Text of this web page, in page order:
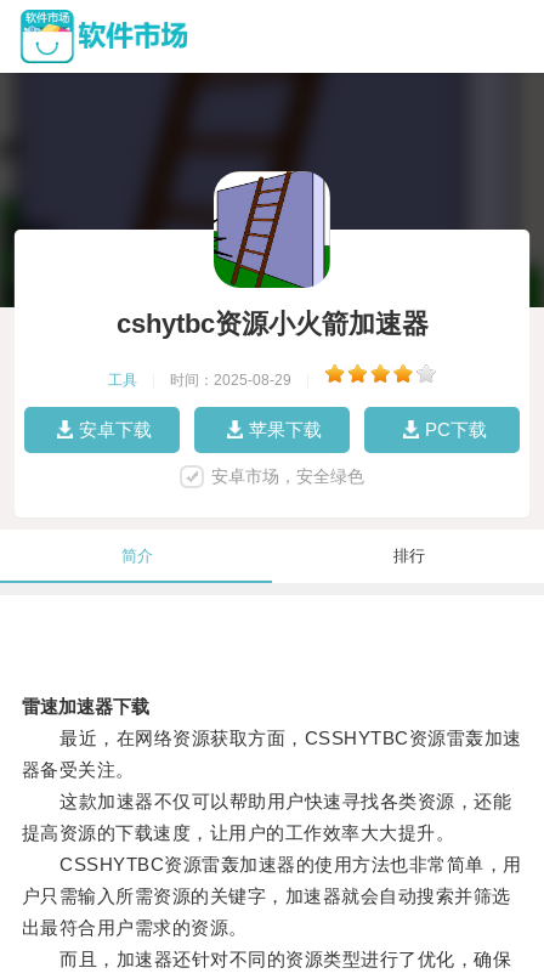
cshytbc资源小火箭加速器
工具 时间：2025-08-29
安卓下载 苹果下载 PC下载
安卓市场，安全绿色
简介 排行
雷速加速器下载
最近，在网络资源获取方面，CSSHYTBC资源雷轰加速
器备受关注。
这款加速器不仅可以帮助用户快速寻找各类资源，还能
提高资源的下载速度，让用户的工作效率大大提升。
CSSHYTBC资源雷轰加速器的使用方法也非常简单，用
户只需输入所需资源的关键字，加速器就会自动搜索并筛选
出最符合用户需求的资源。
而且，加速器还针对不同的资源类型进行了优化，确保